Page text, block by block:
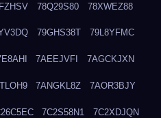
78Q29S80 78XWEZ88
79GHS38T 79L8YFMC
7AEEJVFI 7AGCKJXN
7ANGKL8Z 7AOR3BJY
7C2S58N1 7C2XDJQN